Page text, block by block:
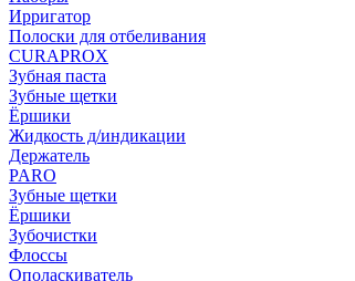
Ирригатор
Полоски для отбеливания
CURAPROX
Зубная паста
Зубные щетки
Ёршики
Жидкость д/индикации
Держатель
PARO
Зубные щетки
Ёршики
Зубочистки
Флоссы
Ополаскиватель